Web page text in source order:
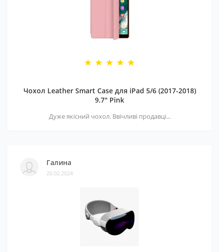
Чохол Leather Smart Case для iPad 5/6 (2017-2018)
9.7" Pink
Дуже якісний чохол. Ввічливі продавці...
Галина
20.02.2024